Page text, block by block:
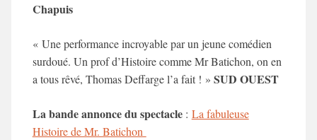
Chapuis
« Une performance incroyable par un jeune comédien
surdoué. Un prof d’Histoire comme Mr Batichon, on en
a tous rêvé, Thomas Deffarge l’a fait ! » SUD OUEST
La bande annonce du spectacle: La fabuleuse
Histoire de Mr. Batichon